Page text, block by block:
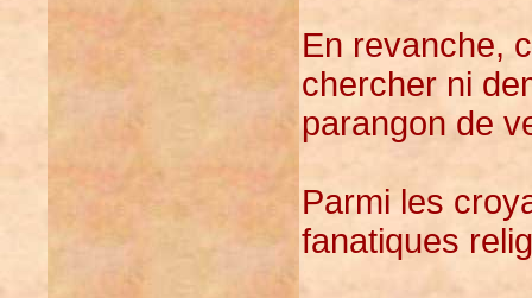
En revanche,
chercher ni
parangon de
Parmi les
fanatiques